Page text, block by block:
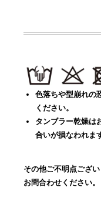
色落ちや型崩れの
ください。
タンブラー乾燥は
合いが損なわれま
その他ご不明点ござい
お問合わせください。